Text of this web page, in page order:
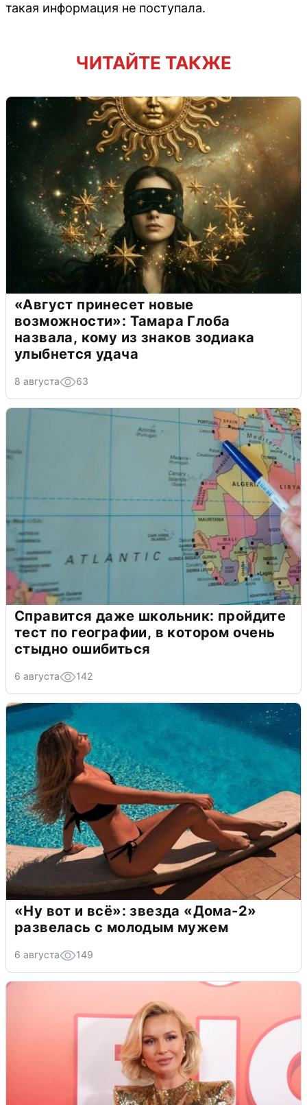
такая информация не поступала.
ЧИТАЙТЕ ТАКЖЕ
«Август принесет новые
возможности»: Тамара Глоба
назвала, кому из знаков зодиака
улыбнется удача
8 августа 63
Справится даже школьник: пройдите
тест по географии, в котором очень
стыдно ошибиться
6 августа 142
«Ну вот и всё»: звезда «Дома-2»
развелась с молодым мужем
6 августа 149